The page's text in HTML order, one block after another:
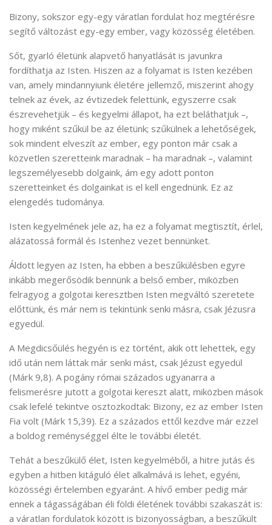
Bizony, sokszor egy-egy váratlan fordulat hoz megtérésre
segítő változást egy-egy ember, vagy közösség életében.
Sőt, gyarló életünk alapvető hanyatlását is javunkra
fordíthatja az Isten. Hiszen az a folyamat is Isten kezében
van, amely mindannyiunk életére jellemző, miszerint ahogy
telnek az évek, az évtizedek felettünk, egyszerre csak
észrevehetjük – és kegyelmi állapot, ha ezt beláthatjuk –,
hogy miként szűkül be az életünk; szűkülnek a lehetőségek,
sok mindent elveszít az ember, egy ponton már csak a
közvetlen szeretteink maradnak – ha maradnak –, valamint
legszemélyesebb dolgaink, ám egy adott ponton
szeretteinket és dolgainkat is el kell engednünk. Ez az
elengedés tudománya.
Isten kegyelmének jele az, ha ez a folyamat megtisztít, érlel,
alázatossá formál és Istenhez vezet bennünket.
Áldott legyen az Isten, ha ebben a beszűkülésben egyre
inkább megerősödik bennünk a belső ember, miközben
felragyog a golgotai keresztben Isten megváltó szeretete
előttünk, és már nem is tekintünk senki másra, csak Jézusra
egyedül.
A Megdicsőülés hegyén is ez történt, akik ott lehettek, egy
idő után nem láttak már senki mást, csak Jézust egyedül
(Márk 9,8). A pogány római százados ugyanarra a
felismerésre jutott a golgotai kereszt alatt, miközben mások
csak lefelé tekintve osztozkodtak: Bizony, ez az ember Isten
Fia volt (Márk 15,39). Ez a százados ettől kezdve már ezzel
a boldog reménységgel élte le további életét.
Tehát a beszűkülő élet, Isten kegyelméből, a hitre jutás és
egyben a hitben kitáguló élet alkalmává is lehet, egyéni,
közösségi értelemben egyaránt. A hívő ember pedig már
ennek a tágasságában éli földi életének további szakaszát is:
a váratlan fordulatok között is bizonyosságban, a beszűkült